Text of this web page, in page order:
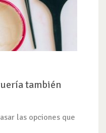
también
las opciones que